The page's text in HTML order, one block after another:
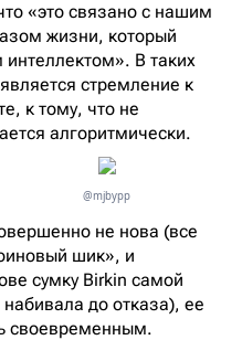
«это связано с нашим
жизни, который
интеллектом». В таких
стремление к
к тому, что не
алгоритмически.
@mjbypp
не нова (все
шик», и
сумку Birkin самой
до отказа), ее
своевременным.